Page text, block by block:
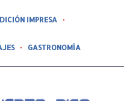
IMPRESA
GASTRONOMÍA